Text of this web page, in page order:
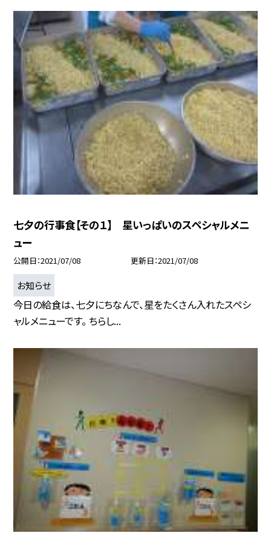
七夕の行事食【その１】 星いっぱいのスペシャルメニ
ュー
公開日 2021/07/08 更新日 2021/07/08
お知らせ
今日の給食は、七夕にちなんで、星をたくさん入れたスペシ
ャルメニューです。 ちらし...